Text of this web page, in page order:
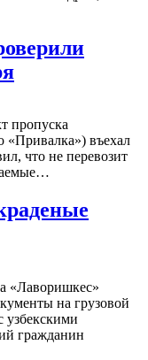
пропуска
«Привалка») въехал
что не перевозит
«Лаворишкес»
на грузовой
узбекскими
гражданин